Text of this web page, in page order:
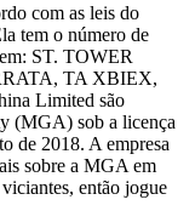
com as leis do
tem o número de
ST. TOWER
TA XBIEX,
Limited são
(MGA) sob a licença
de 2018. A empresa
sobre a MGA em
então jogue